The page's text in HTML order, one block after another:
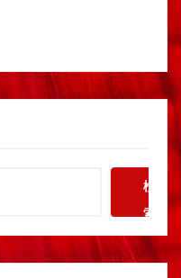
検
索